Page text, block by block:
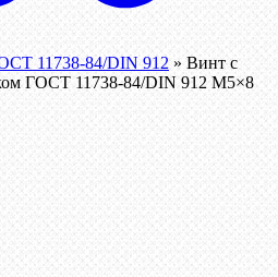
11738-84/DIN 912 » Винт c
ГОСТ 11738-84/DIN 912 М5×8